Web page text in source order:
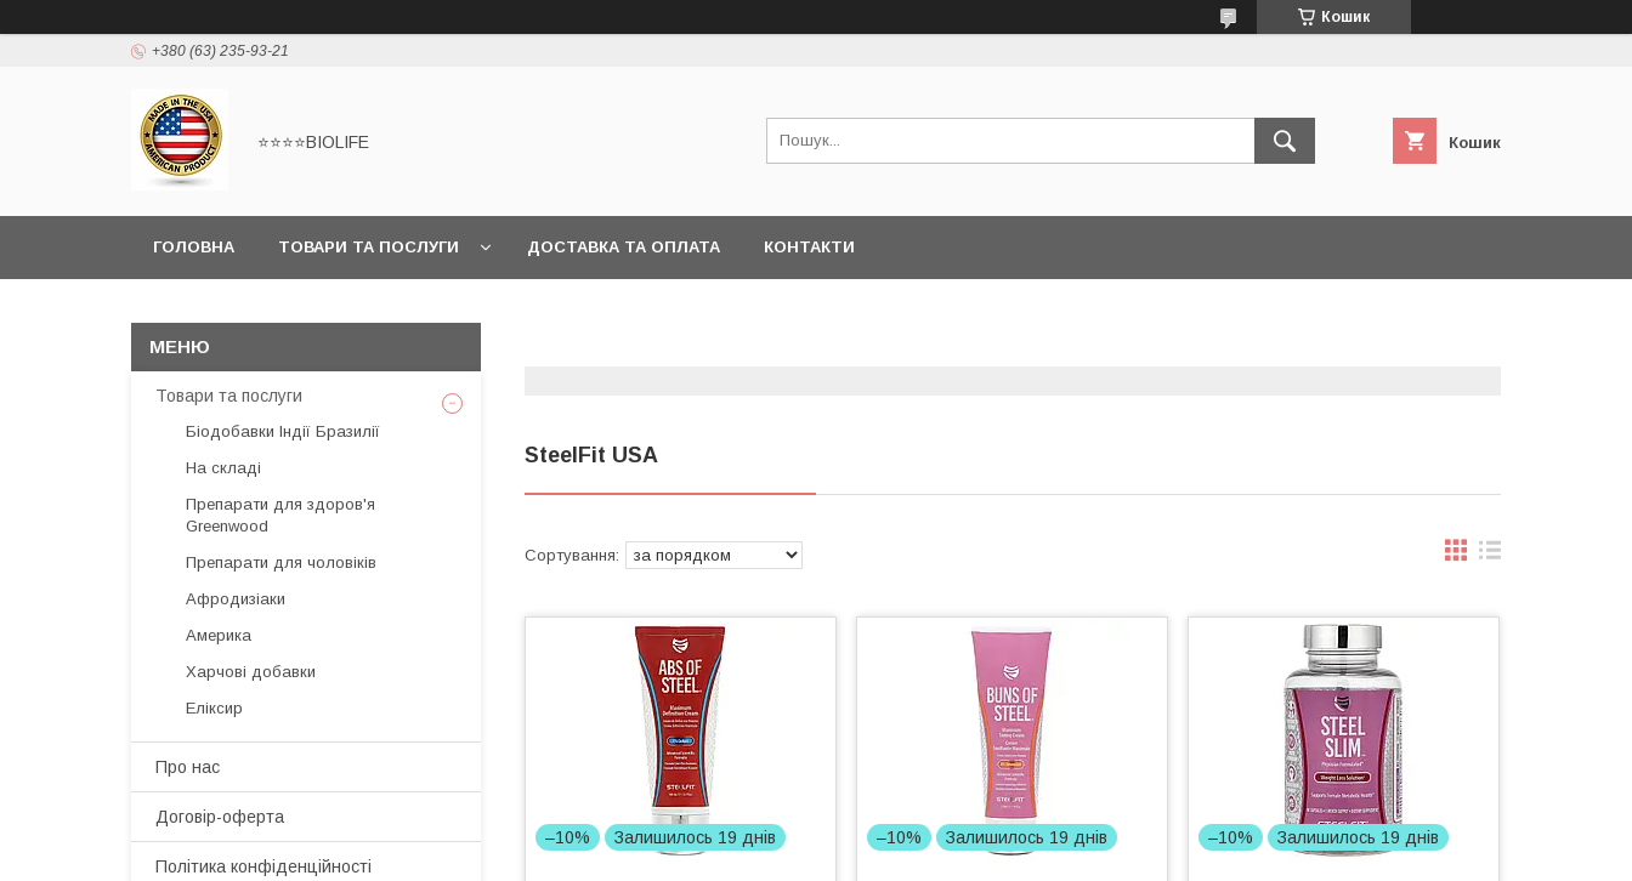
Кошик
+380 (63) 235-93-21
⭐⭐⭐⭐BIOLIFE Кошик
ГОЛОВНА ТОВАРИ ТА ПОСЛУГИ ДОСТАВКА ТА ОПЛАТА КОНТАКТИ
SteelFit USA
–10% Залишилось 19 днів –10% Залишилось 19 днів –10% Залишилось 19 днів
Товари та послуги
Біодобавки Індії Бразилії
На складі
Препарати для здоров'я
Greenwood
Препарати для чоловіків
Афродизіаки
Америка
Харчові добавки
Еліксир
Про нас
Договір-оферта
Політика конфіденційності